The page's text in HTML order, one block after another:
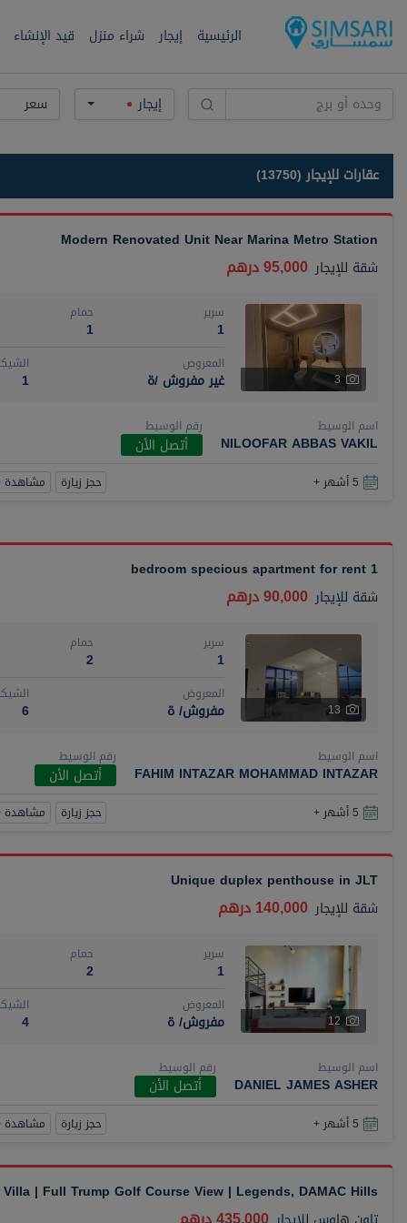
الرئيسية إيجار شراء منزل قيد الإنشاء
إيجار سعر
عقارات للإيجار (13750)
Modern Renovated Unit Near Marina Metro Station
شقة للإيجار 95,000 درهم
3
سرير
1
حمام
1
المعروض
غير مفروش /ة 1
اسم الوسيط
NILOOFAR ABBAS VAKIL
رقم الوسيط
أتصل الأن
5 أشهر + حجز زيارة مشاهدة 360
1 bedroom specious apartment for rent
شقة للإيجار 90,000 درهم
13
سرير
1
حمام
2
المعروض
مفروش/ ة 6
اسم الوسيط
FAHIM INTAZAR MOHAMMAD INTAZAR
رقم الوسيط
أتصل الأن
5 أشهر + حجز زيارة مشاهدة 360
Unique duplex penthouse in JLT
شقة للإيجار 140,000 درهم
12
سرير
1
حمام
2
المعروض
مفروش/ ة 4
اسم الوسيط
DANIEL JAMES ASHER
رقم الوسيط
أتصل الأن
5 أشهر + حجز زيارة مشاهدة 360
| Full Trump Golf Course View | Legends, DAMAC Hills